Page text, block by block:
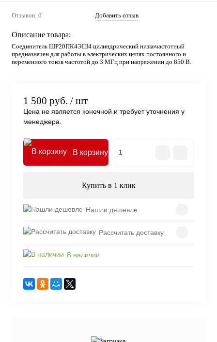
Отзывов: 0 Добавить отзыв
Описание товара:
Соединитель ШР20ПК4ЭШ4 цилиндрический низкочастотный
предназначен для работы в электрических цепях постоянного и
переменного токов частотой до 3 МГц при напряжении до 850 В.
1 500 руб. / шт
Цена не является конечной и требует уточнения у
менеджера.
В корзину
Купить в 1 клик
Нашли дешевле
Рассчитать доставку
В наличии